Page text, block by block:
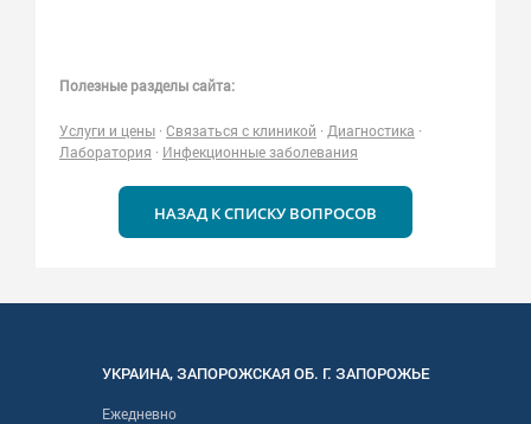
Полезные разделы сайта:
Услуги и цены · Связаться с клиникой · Диагностика ·
Лаборатория · Инфекционные заболевания
НАЗАД К СПИСКУ ВОПРОСОВ
УКРАИНА,ЗАПОРОЖСКАЯОБ. Г. ЗАПОРОЖЬЕ
Ежедневно